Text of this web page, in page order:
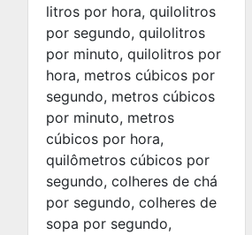
litros por hora, quilolitros
por segundo, quilolitros
por minuto, quilolitros por
hora, metros cúbicos por
segundo, metros cúbicos
por minuto, metros
cúbicos por hora,
quilômetros cúbicos por
segundo, colheres de chá
por segundo, colheres de
sopa por segundo,